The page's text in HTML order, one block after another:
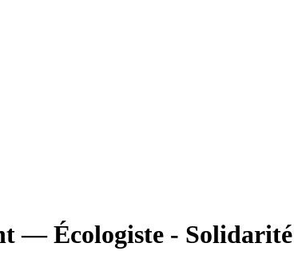
— Écologiste -